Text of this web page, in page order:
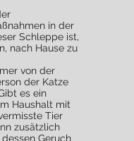
in der
Schleppe ist,
nach Hause zu
von der
der Katze
es ein
Haushalt mit
Tier
zusätzlich
Geruch